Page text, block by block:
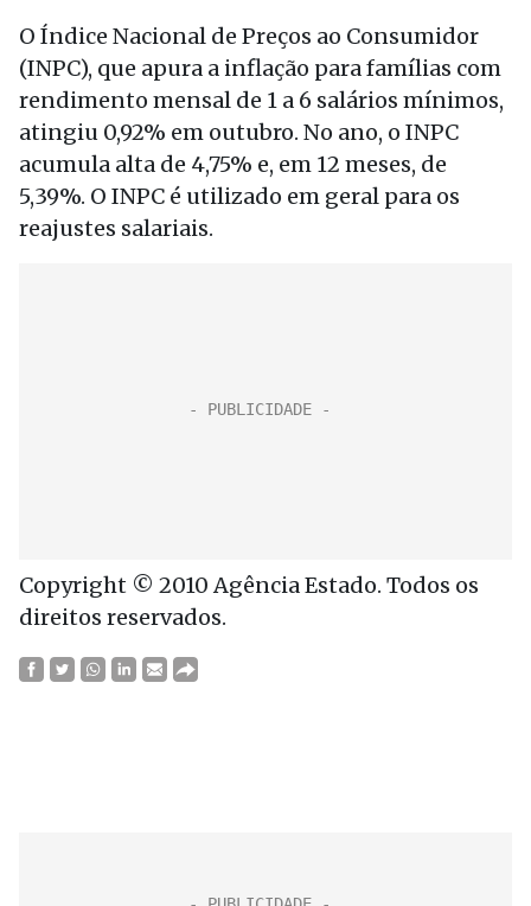
O Índice Nacional de Preços ao Consumidor
(INPC), que apura a inflação para famílias com
rendimento mensal de 1 a 6 salários mínimos,
atingiu 0,92% em outubro. No ano, o INPC
acumula alta de 4,75% e, em 12 meses, de
5,39%. O INPC é utilizado em geral para os
reajustes salariais.
Copyright © 2010 Agência Estado. Todos os
direitos reservados.